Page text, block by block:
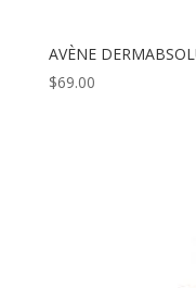
AVÈNE
$69.00